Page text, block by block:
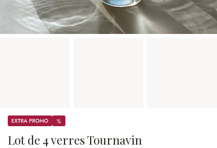
Promos %
%
Lot de 4 verres Tournavin